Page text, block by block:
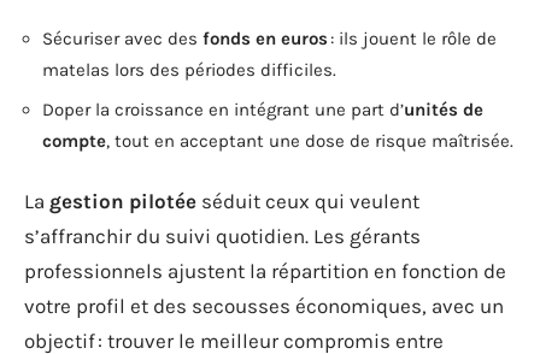
Sécuriser avec des fonds en euros : ils jouent le rôle de
matelas lors des périodes difficiles.
Doper la croissance en intégrant une part d’unités de
compte, tout en acceptant une dose de risque maîtrisée.
La gestion pilotée séduit ceux qui veulent
s’affranchir du suivi quotidien. Les gérants
professionnels ajustent la répartition en fonction de
votre profil et des secousses économiques, avec un
objectif : trouver le meilleur compromis entre